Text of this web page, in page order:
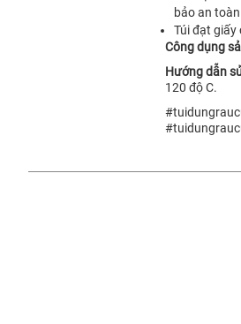
bảo an
Túi đạt
Công dụng
Hướng dẫn
120 độ C.